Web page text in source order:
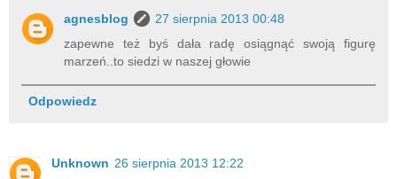
agnesblog
27 sierpnia 2013 00:48
zapewne też byś dała radę osiągnąć swoją figurę
marzeń..to siedzi w naszej głowie
Odpowiedz
Unknown 26 sierpnia 2013 12:22